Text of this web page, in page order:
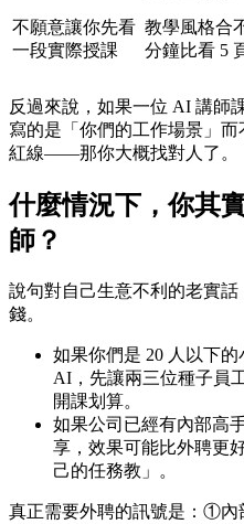
不願意讓你先看
一段實際授課
教學風格合
分鐘比看 5
反過來說，如果一位 AI 講師
寫的是「你們的工作場景」
紅線——那你大概找對人了。
什麼情況下，你其
師？
說句對自己生意不利的老實
錢。
如果你們是 20 人以下
AI，先讓兩三位種子員
開課划算。
如果公司已經有內部高
享，效果可能比外聘更
己的任務教」。
真正需要外聘的訊號是：①內